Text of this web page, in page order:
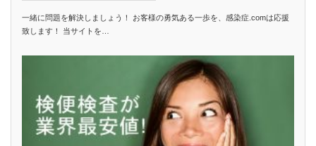
一緒に問題を解決しましょう！ お客様の勇気ある一歩を、感染症.comは応援
致します！ 当サイトを…